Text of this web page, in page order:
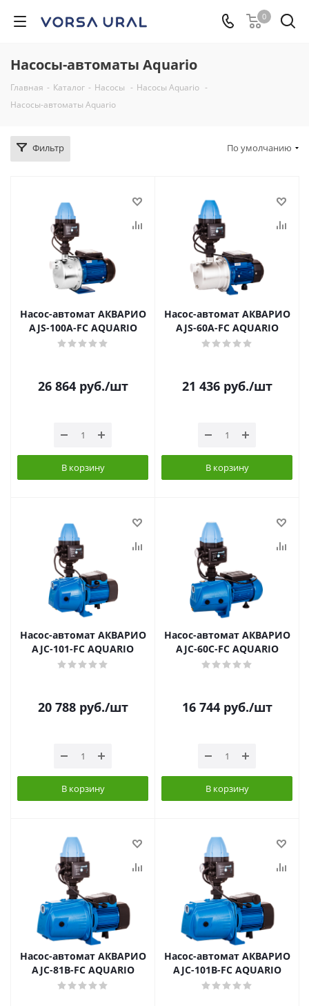
0
Насосы-автоматы Aquario
Главная - Каталог - Насосы - Насосы Aquario -
Насосы-автоматы Aquario
Фильтр По умолчанию
Насос-автомат АКВАРИО
AJS-100A-FC AQUARIO
26 864руб./шт
В корзину
Насос-автомат АКВАРИО
AJS-60A-FC AQUARIO
21 436руб./шт
В корзину
Насос-автомат АКВАРИО
AJC-101-FC AQUARIO
20 788руб./шт
В корзину
Насос-автомат АКВАРИО
AJC-60C-FC AQUARIO
16 744руб./шт
В корзину
Насос-автомат АКВАРИО
AJC-81B-FC AQUARIO
Насос-автомат АКВАРИО
AJC-101B-FC AQUARIO